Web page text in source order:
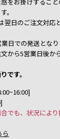
。
翌日のご注文対応
日での発送となり
から5営業日後か
です。
でも、状況によ